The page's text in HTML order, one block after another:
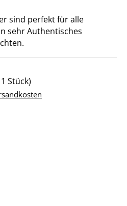
sind perfekt für alle
sehr Authentisches
Stück)
von 0 von 5 Sternen